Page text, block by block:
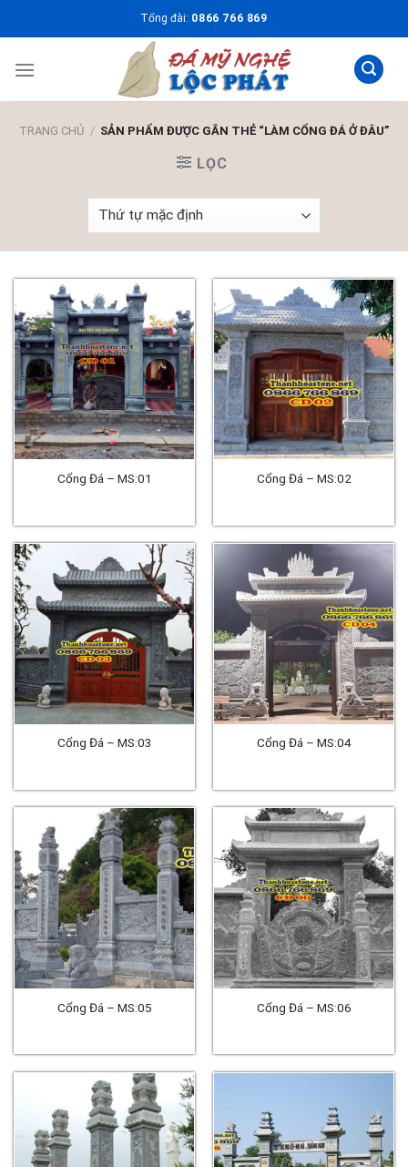
to
Tổng đài: 0866 766 869
TRANG CHỦ / SẢN PHẨM ĐƯỢC GẮN THẺ “LÀM CỔNG ĐÁ Ở ĐÂU”
LỌC
Cổng Đá – MS:01 Cổng Đá – MS:02
Cổng Đá – MS:03 Cổng Đá – MS:04
Cổng Đá – MS:05 Cổng Đá – MS:06